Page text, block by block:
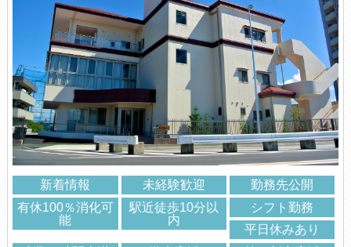
新着情報 未経験歓迎
勤務先公開
有休100％消化可
能
駅近徒歩10分以
内
シフト勤務
平日休みあり